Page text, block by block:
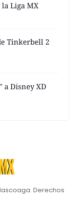
la Liga MX
Tinkerbell 2
Disney XD
Derechos